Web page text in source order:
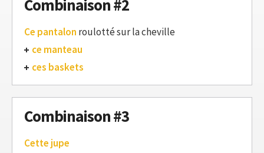
Combinaison #2
Ce pantalon roulotté sur la cheville
ce manteau
ces baskets
Combinaison #3
Cette jupe